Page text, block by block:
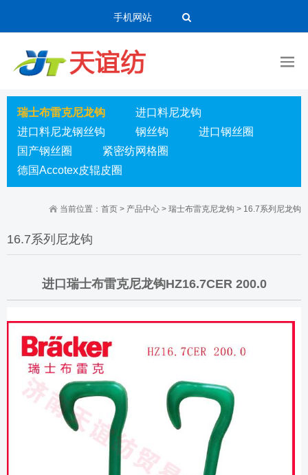
手机网站
瑞士布雷克尼龙钩
进口料尼龙钩
进口料尼龙钢丝钩
钢丝钩
进口钢丝圈
国产钢丝圈
紧密纺网格圈
德国Accotex皮辊皮圈
当前位置： 首页 > 产品中心 > 瑞士布雷克尼龙钩 > 16.7系列尼龙钩
16.7系列尼龙钩
进口瑞士布雷克尼龙钩HZ16.7CER 200.0